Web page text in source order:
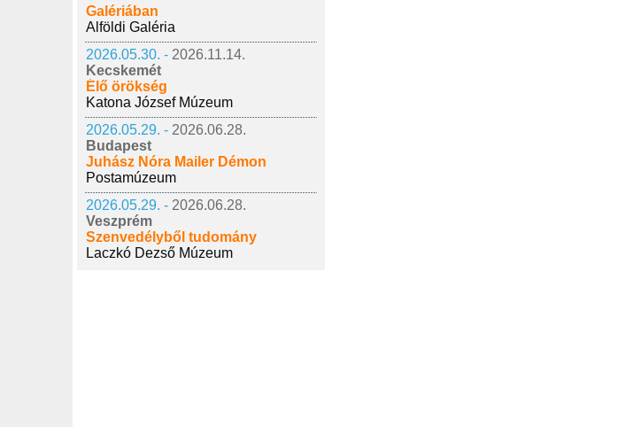
Galériában
Alföldi Galéria
2026.05.30. - 2026.11.14.
Kecskemét
Élő örökség
Katona József Múzeum
2026.05.29. - 2026.06.28.
Budapest
Juhász Nóra Mailer Démon
Postamúzeum
2026.05.29. - 2026.06.28.
Veszprém
Szenvedélyből tudomány
Laczkó Dezső Múzeum